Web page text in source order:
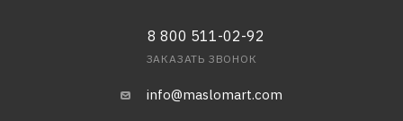
8 800 511-02-92
ЗАКАЗАТЬ ЗВОНОК
info@maslomart.com